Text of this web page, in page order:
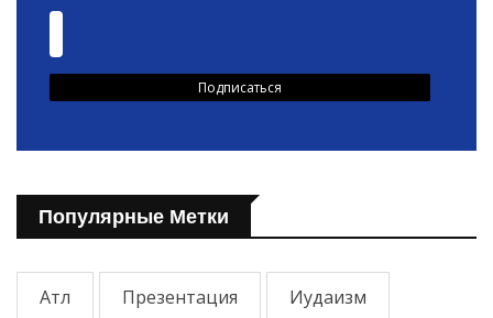
Популярные Метки
Атл Презентация Иудаизм